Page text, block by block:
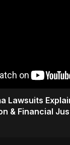
Lawsuits
& Financial